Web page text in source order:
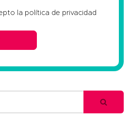
la política de privacidad